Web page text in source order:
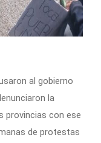
al gobierno
la
provincias con ese
de protestas